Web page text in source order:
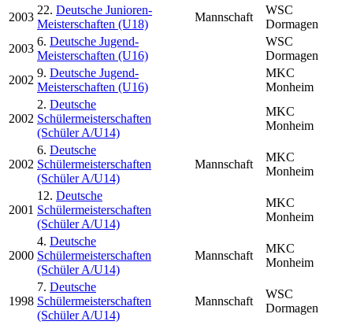
2003
22. Deutsche Junioren-
Meisterschaften (U18)
Mannschaft
WSC
Dormagen
2003
6. Deutsche Jugend-
Meisterschaften (U16)
WSC
Dormagen
2002
9. Deutsche Jugend-
Meisterschaften (U16)
MKC
Monheim
2002
2. Deutsche
Schülermeisterschaften
(Schüler A/U14)
MKC
Monheim
2002
6. Deutsche
Schülermeisterschaften
(Schüler A/U14)
Mannschaft
MKC
Monheim
2001
12. Deutsche
Schülermeisterschaften
(Schüler A/U14)
MKC
Monheim
2000
4. Deutsche
Schülermeisterschaften
(Schüler A/U14)
Mannschaft
MKC
Monheim
1998
7. Deutsche
Schülermeisterschaften
(Schüler A/U14)
Mannschaft
WSC
Dormagen